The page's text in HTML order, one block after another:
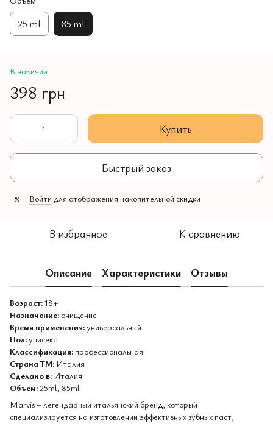
25 ml 85 ml
В наличии
398 грн
Купить
Быстрый заказ
% Войти для отображения накопительной скидки
В избранное К сравнению
Описание Характеристики Отзывы
Возраст:18+
Назначение: очищение
Время применения:универсальный
Пол:унисекс
Классификация: профессиональная
Страна ТМ: Италия
Сделано в: Италия
Объем:25ml, 85ml
Marvis – легендарный итальянский бренд, который
специализируется на изготовлении эффективных зубных паст,